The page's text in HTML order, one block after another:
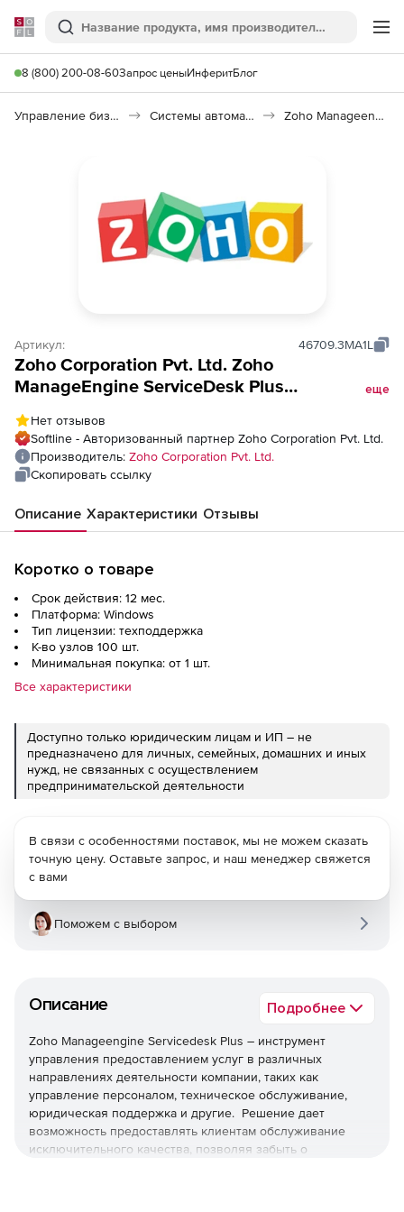
Softline
Поиск
8 (800) 200-08-60Запрос ценыИнферитБлог
Управление бизнесом, CRM/ERP Системы автоматизации Zoho Manageengine Servicedesk Plus
Артикул: 46709.3MA1L
Zoho Corporation Pvt. Ltd. Zoho
ManageEngine ServiceDesk Plus
Professional Edition Perpetual Model
Annual), fee for Additional 100 nodes
еще
Нет отзывов
Softline - Авторизованный партнер Zoho Corporation Pvt. Ltd.
Производитель: Zoho Corporation Pvt. Ltd.
Скопировать ссылку
Описание Характеристики Отзывы
Коротко о товаре
Срок действия: 12 мес.
Платформа: Windows
Тип лицензии: техподдержка
К-во узлов 100 шт.
Минимальная покупка: от 1 шт.
Все характеристики
Доступно только юридическим лицам и ИП – не
предназначено для личных, семейных, домашних и иных
нужд, не связанных с осуществлением
предпринимательской деятельности
Описание Подробнее
Zoho Manageengine Servicedesk Plus – инструмент
управления предоставлением услуг в различных
направлениях деятельности компании, таких как
управление персоналом, техническое обслуживание,
юридическая поддержка и другие. Решение дает
возможность предоставлять клиентам обслуживание
исключительного качества, позволяя забыть о
В связи с особенностями поставок, мы не можем сказать
точную цену. Оставьте запрос, и наш менеджер свяжется
с вами
Поможем с выбором